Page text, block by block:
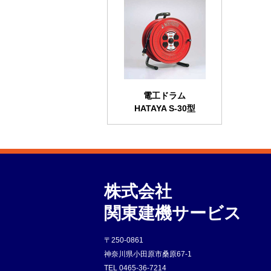
電工ドラム
HATAYA S-30型
株式会社
関東建機サービス
〒250-0861
神奈川県小田原市桑原67-1
TEL 0465-36-7214